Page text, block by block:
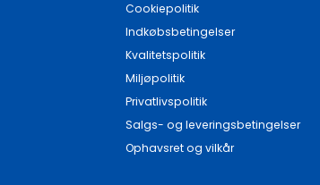
Cookiepolitik
Indkøbsbetingelser
Kvalitetspolitik
Miljøpolitik
Privatlivspolitik
Salgs- og leveringsbetingelser
Ophavsret og vilkår